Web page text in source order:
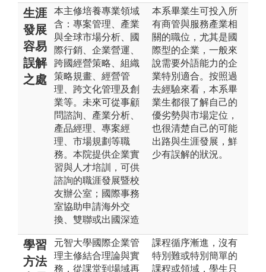
生涯
發展
容易
誤解
之處
本主修培養專業領域
含：專案管理、產業
與全球市場分析、國
際行銷、企業營運、
跨國經營策略、組織
策略規畫、經營管
理、跨文化管理及創
業等。未來可從事顧
問諮詢、產業分析、
產品經理、專案經
理、市場規劃等職
務。本院提供企業實
習與人才培訓，可供
諮詢的職涯發展暨校
友辦公室；國際事務
室協助申請海外交
換、雙聯或出國深造
本系畢業生可投入所
有商管與服務產業相
關的職位，尤其是國
際型的企業，一般來
說需要外語能力的企
業特別適合。按照過
去經驗來看，本系畢
業生都很了解自己的
優劣勢與市場定位，
也很清楚自己的可能
出路與生涯發展，鮮
少有誤解的狀況。
學習
方法
元智大學國際企業管
理主修結合理論與實
務，從課堂到場域再
課程循序漸進，沒有
特別難或特別簡單的
課程或領域，學生只